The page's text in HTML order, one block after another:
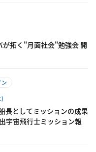
が拓く"月面社会"勉強会 開
)
長としてミッションの成果
宇宙飛行士ミッション報